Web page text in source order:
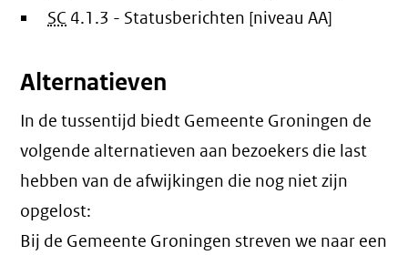
SC 4.1.3 - Statusberichten [niveau AA]
Alternatieven
In de tussentijd biedt Gemeente Groningen de
volgende alternatieven aan bezoekers die last
hebben van de afwijkingen die nog niet zijn
opgelost:
Bij de Gemeente Groningen streven we naar een